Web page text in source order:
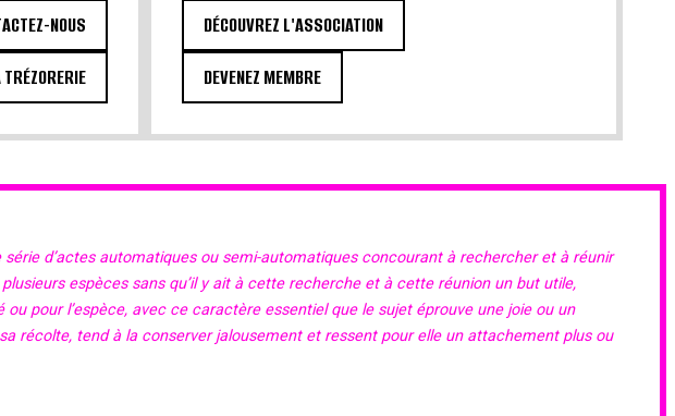
NOUS
DÉCOUVREZ L'ASSOCIATION
DEVENEZ MEMBRE
d’actes automatiques ou semi-automatiques concourant à rechercher et à réunir
espèces sans qu’il y ait à cette recherche et à cette réunion un but utile,
pour l’espèce, avec ce caractère essentiel que le sujet éprouve une joie ou un
récolte, tend à la conserver jalousement et ressent pour elle un attachement plus ou